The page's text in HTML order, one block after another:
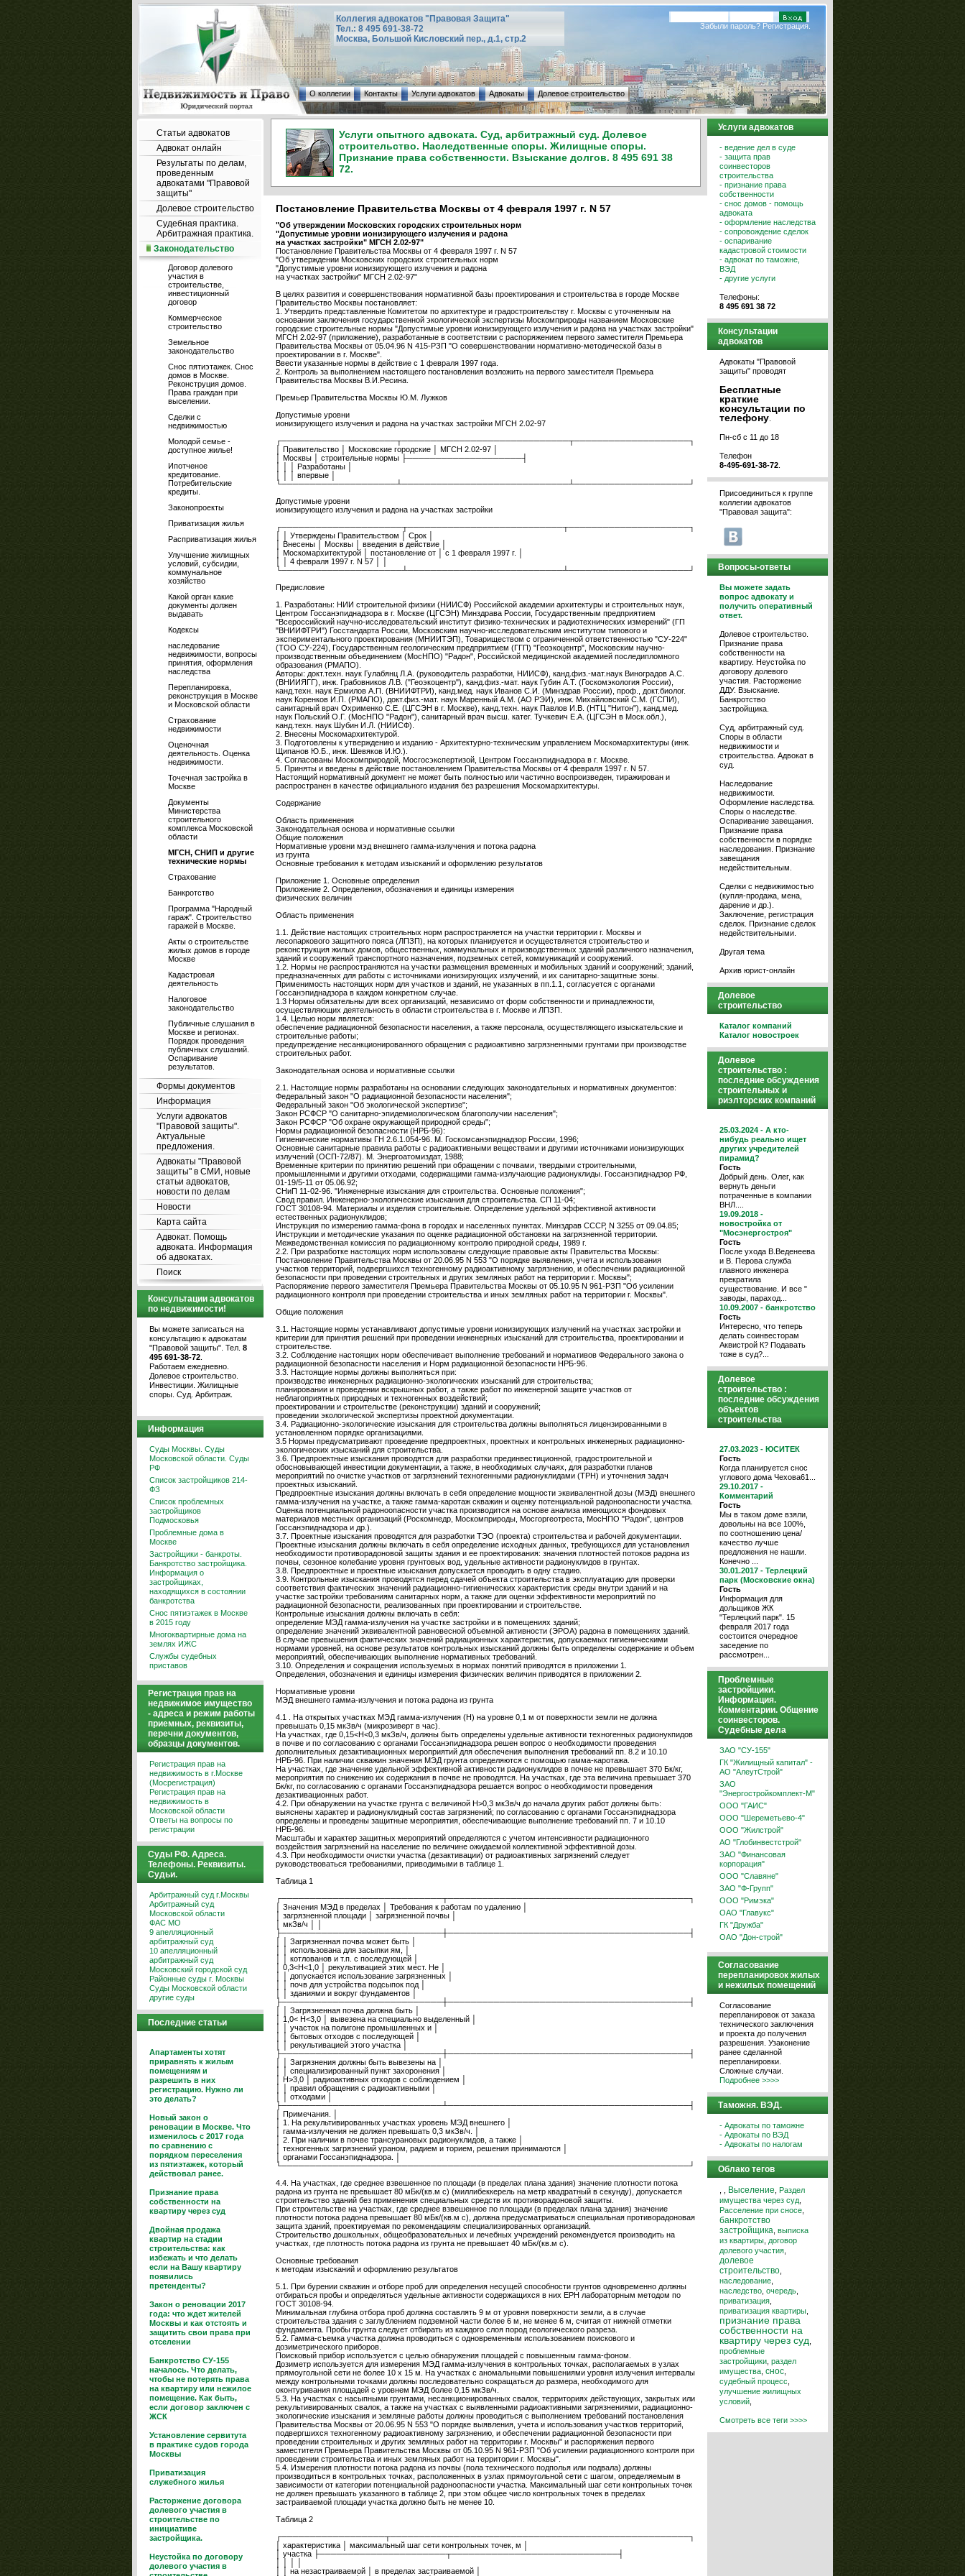
Коллегия адвокатов "Правовая Защита"
Тел.: 8 495 691-38-72
Москва, Большой Кисловский пер., д.1, стр.2
Забыли пароль? Регистрация.
О коллегии Контакты Услуги адвокатов Адвокаты Долевое строительство
Статьи адвокатов
Адвокат онлайн
Результаты по делам,
проведенным
адвокатами "Правовой
защиты"
Долевое строительство
Судебная практика.
Арбитражная практика.
Законодательство
Договор долевого
участия в
строительстве,
инвестиционный
договор
Коммерческое
строительство
Земельное
законодательство
Снос пятиэтажек. Снос
домов в Москве.
Реконструция домов.
Права граждан при
выселении.
Сделки с
недвижимостью
Молодой семье -
доступное жилье!
Ипотченое
кредитование.
Потребительские
кредиты.
Законопроекты
Приватизация жилья
Расприватизация жилья
Улучшение жилищных
условий, субсидии,
коммунальное
хозяйство
Какой орган какие
документы должен
выдавать
Кодексы
наследование
недвижимости, вопросы
принятия, оформления
наследства
Перепланировка,
реконструкция в Москве
и Московской области
Страхование
недвижимости
Оценочная
деятельность. Оценка
недвижимости.
Точечная застройка в
Москве
Документы
Министерства
строительного
комплекса Московской
области
МГСН, СНИП и другие
технические нормы
Страхование
Банкротство
Программа "Народный
гараж". Строительство
гаражей в Москве.
Акты о строительстве
жилых домов в городе
Москве
Кадастровая
деятельность
Налоговое
законодательство
Публичные слушания в
Москве и регионах.
Порядок проведения
публичных слушаний.
Оспаривание
результатов.
Формы документов
Информация
Услуги адвокатов
"Правовой защиты".
Актуальные
предложения.
Адвокаты "Правовой
защиты" в СМИ, новые
статьи адвокатов,
новости по делам
Новости
Карта сайта
Адвокат. Помощь
адвоката. Информация
об адвокатах.
Поиск
Консультации адвокатов
по недвижимости!
Вы можете записаться на
консультацию к адвокатам
"Правовой защиты". Тел. 8
495 691-38-72
Работаем ежедневно.
Долевое строительство.
Инвестиции. Жилищные
споры. Суд. Арбитраж.
Информация
Суды Москвы. Суды
Московской области. Суды
РФ
Список застройщиков 214-
ФЗ
Список проблемных
застройщиков
Подмосковья
Проблемные дома в
Москве
Застройщики - банкроты.
Банкротство застройщика.
Информация о
застройщиках,
находящихся в состоянии
банкротства
Снос пятиэтажек в Москве
в 2015 году
Многоквартирные дома на
землях ИЖС
Службы судебных
приставов
Регистрация прав на
недвижимое имущество
- адреса и режим работы
приемных, реквизиты,
перечни документов,
образцы документов.
Регистрация прав на
недвижимость в г.Москве
(Мосрегистрация)
Регистрация прав на
недвижимость в
Московской области
Ответы на вопросы по
регистрации
Суды РФ. Адреса.
Телефоны. Реквизиты.
Судьи.
Арбитражный суд г.Москвы
Арбитражный суд
Московской области
ФАС МО
9 апелляционный
арбитражный суд
10 апелляционный
арбитражный суд
Московский городской суд
Районные суды г. Москвы
Суды Московской области
другие суды
Последние статьи
Апартаменты хотят
приравнять к жилым
помещениям и
разрешить в них
регистрацию. Нужно ли
это делать?
Новый закон о
реновации в Москве. Что
изменилось с 2017 года
по сравнению с
порядком переселения
из пятиэтажек, который
действовал ранее.
Признание права
собственности на
квартиру через суд
Двойная продажа
квартир на стадии
строительства: как
избежать и что делать
если на Вашу квартиру
появились
претенденты?
Закон о реновации 2017
года: что ждет жителей
Москвы и как отстоять и
защитить свои права при
отселении
Банкротство СУ-155
началось. Что делать,
чтобы не потерять права
на квартиру или нежилое
помещение. Как быть,
если договор заключен с
ЖСК
Установление сервитута
в практике судов города
Москвы
Приватизация
служебного жилья
Расторжение договора
долевого участия в
строительстве по
инициативе
застройщика.
Неустойка по договору
долевого участия в
Услуги опытного адвоката. Суд, арбитражный суд. Долевое
строительство. Наследственные споры. Жилищные споры.
Признание права собственности. Взыскание долгов. 8 495 691 38
72.
Постановление Правительства Москвы от 4 февраля 1997 г. N 57
"Об утверждении Московских городских строительных норм
"Допустимые уровни ионизирующего излучения и радона
на участках застройки" МГСН 2.02-97"
Постановление Правительства Москвы от 4 февраля 1997 г. N 57
"Об утверждении Московских городских строительных норм
"Допустимые уровни ионизирующего излучения и радона
на участках застройки" МГСН 2.02-97"
В целях развития и совершенствования нормативной базы проектирования и строительства в городе Москве
Правительство Москвы постановляет:
1. Утвердить представленные Комитетом по архитектуре и градостроительству г. Москвы с уточненным на
основании заключения государственной экологической экспертизы Москомприроды названием Московские
городские строительные нормы "Допустимые уровни ионизирующего излучения и радона на участках застройки"
МГСН 2.02-97 (приложение), разработанные в соответствии с распоряжением первого заместителя Премьера
Правительства Москвы от 05.04.96 N 415-РЗП "О совершенствовании нормативно-методической базы в
проектировании в г. Москве".
Ввести указанные нормы в действие с 1 февраля 1997 года.
2. Контроль за выполнением настоящего постановления возложить на первого заместителя Премьера
Правительства Москвы В.И.Ресина.
Премьер Правительства Москвы Ю.М. Лужков
Допустимые уровни
ионизирующего излучения и радона на участках застройки МГСН 2.02-97
┌────────────────────┬─────────────────────────────┬────────────────────┐
│ Правительство │ Московские городские │ МГСН 2.02-97 │
│ Москвы │ строительные нормы ├────────────────────┤
│ │ │ Разработаны │
│ │ │ впервые │
└────────────────────┴─────────────────────────────┴────────────────────┘
Допустимые уровни
ионизирующего излучения и радона на участках застройки
┌─────────────────────┬───────────────────────────┬─────────────────────┐
│ │ Утверждены Правительством │ Срок │
│ Внесены │ Москвы │ введения в действие │
│ Москомархитектурой │ постановление от │ с 1 февраля 1997 г. │
│ │ 4 февраля 1997 г. N 57 │ │
└─────────────────────┴───────────────────────────┴─────────────────────┘
Предисловие
1. Разработаны: НИИ строительной физики (НИИСФ) Российской академии архитектуры и строительных наук,
Центром Госсанэпиднадзора в г. Москве (ЦГСЭН) Минздрава России, Государственным предприятием
"Всероссийский научно-исследовательский институт физико-технических и радиотехнических измерений" (ГП
"ВНИИФТРИ") Госстандарта России, Московским научно-исследовательским институтом типового и
экспериментального проектирования (МНИИТЭП), Товариществом с ограниченной ответственностью "СУ-224"
(ТОО СУ-224), Государственным геологическим предприятием (ГГП) "Геоэкоцентр", Московским научно-
производственным объединением (МосНПО) "Радон", Российской медицинской академией последипломного
образования (РМАПО).
Авторы: докт.техн. наук Гулабянц Л.А. (руководитель разработки, НИИСФ), канд.физ.-мат.наук Виноградов А.С.
(ВНИИЯГГ), инж. Грабовников Л.В. ("Геоэкоцентр"), канд.физ.-мат. наук Губин А.Т. (Госкомэкология России),
канд.техн. наук Ермилов А.П. (ВНИИФТРИ), канд.мед. наук Иванов С.И. (Минздрав России), проф., докт.биолог.
наук Коренков И.П. (РМАПО), докт.физ.-мат. наук Маренный А.М. (АО РЭИ), инж. Михайловский С.М. (ГСПИ),
санитарный врач Охрименко С.Е. (ЦГСЭН в г. Москве), канд.техн. наук Павлов И.В. (НТЦ "Нитон"), канд.мед.
наук Польский О.Г. (МосНПО "Радон"), санитарный врач высш. катег. Тучкевич Е.А. (ЦГСЭН в Моск.обл.),
канд.техн. наук Шубин И.Л. (НИИСФ).
2. Внесены Москомархитектурой.
3. Подготовлены к утверждению и изданию - Архитектурно-техническим управлением Москомархитектуры (инж.
Щипанов Ю.Б., инж. Шевяков И.Ю.).
4. Согласованы Москомприродой, Мосгосэкспертизой, Центром Госсанэпиднадзора в г. Москве.
5. Приняты и введены в действие постановлением Правительства Москвы от 4 февраля 1997 г. N 57.
Настоящий нормативный документ не может быть полностью или частично воспроизведен, тиражирован и
распространен в качестве официального издания без разрешения Москомархитектуры.
Содержание
Область применения
Законодательная основа и нормативные ссылки
Общие положения
Нормативные уровни мэд внешнего гамма-излучения и потока радона
из грунта
Основные требования к методам изысканий и оформлению результатов
Приложение 1. Основные определения
Приложение 2. Определения, обозначения и единицы измерения
физических величин
Область применения
1.1. Действие настоящих строительных норм распространяется на участки территории г. Москвы и
лесопаркового защитного пояса (ЛПЗП), на которых планируется и осуществляется строительство и
реконструкция жилых домов, общественных, коммунальных и производственных зданий различного назначения,
зданий и сооружений транспортного назначения, подземных сетей, коммуникаций и сооружений.
1.2. Нормы не распространяются на участки размещения временных и мобильных зданий и сооружений; зданий,
предназначенных для работы с источниками ионизирующих излучений, и их санитарно-защитные зоны.
Применимость настоящих норм для участков и зданий, не указанных в пп.1.1, согласуется с органами
Госсанэпиднадзора в каждом конкретном случае.
1.3 Нормы обязательны для всех организаций, независимо от форм собственности и принадлежности,
осуществляющих деятельность в области строительства в г. Москве и ЛПЗП.
1.4. Целью норм является:
обеспечение радиационной безопасности населения, а также персонала, осуществляющего изыскательские и
строительные работы;
предупреждение несанкционированного обращения с радиоактивно загрязненными грунтами при производстве
строительных работ.
Законодательная основа и нормативные ссылки
2.1. Настоящие нормы разработаны на основании следующих законодательных и нормативных документов:
Федеральный закон "О радиационной безопасности населения";
Федеральный закон "Об экологической экспертизе";
Закон РСФСР "О санитарно-эпидемиологическом благополучии населения";
Закон РСФСР "Об охране окружающей природной среды";
Нормы радиационной безопасности (НРБ-96):
Гигиенические нормативы ГН 2.6.1.054-96. М. Госкомсанэпиднадзор России, 1996;
Основные санитарные правила работы с радиоактивными веществами и другими источниками ионизирующих
излучений (ОСП-72/87). М. Энергоатомиздат, 1988;
Временные критерии по принятию решений при обращении с почвами, твердыми строительными,
промышленными и другими отходами, содержащими гамма-излучающие радионуклиды. Госсанэпиднадзор РФ,
01-19/5-11 от 05.06.92;
СНиП 11-02-96. "Инженерные изыскания для строительства. Основные положения";
Свод правил. Инженерно-экологические изыскания для строительства. СП 11-04;
ГОСТ 30108-94. Материалы и изделия строительные. Определение удельной эффективной активности
естественных радионуклидов;
Инструкция по измерению гамма-фона в городах и населенных пунктах. Минздрав СССР, N 3255 от 09.04.85;
Инструкции и методические указания по оценке радиационной обстановки на загрязненной территории.
Межведомственная комиссия по радиационному контролю природной среды, 1989 г.
2.2. При разработке настоящих норм использованы следующие правовые акты Правительства Москвы:
Постановление Правительства Москвы от 20.06.95 N 553 "О порядке выявления, учета и использования
участков территорий, подвергшихся техногенному радиоактивному загрязнению, и обеспечении радиационной
безопасности при проведении строительных и других земляных работ на территории г. Москвы";
Распоряжение первого заместителя Премьера Правительства Москвы от 05.10.95 N 961-РЗП "Об усилении
радиационного контроля при проведении строительства и иных земляных работ на территории г. Москвы".
Общие положения
3.1. Настоящие нормы устанавливают допустимые уровни ионизирующих излучений на участках застройки и
критерии для принятия решений при проведении инженерных изысканий для строительства, проектировании и
строительстве.
3.2. Соблюдение настоящих норм обеспечивает выполнение требований и нормативов Федерального закона о
радиационной безопасности населения и Норм радиационной безопасности НРБ-96.
3.3. Настоящие нормы должны выполняться при:
производстве инженерных радиационно-экологических изысканий для строительства;
планировании и проведении вскрышных работ, а также работ по инженерной защите участков от
неблагоприятных природных и техногенных воздействий;
проектировании и строительстве (реконструкции) зданий и сооружений;
проведении экологической экспертизы проектной документации.
3.4. Радиационно-экологические изыскания для строительства должны выполняться лицензированными в
установленном порядке организациями.
3.5 Нормы предусматривают проведение предпроектных, проектных и контрольных инженерных радиационно-
экологических изысканий для строительства.
3.6. Предпроектные изыскания проводятся для разработки прединвестиционной, градостроительной и
обосновывающей инвестиции документации, а также, в необходимых случаях, для разработки планов
мероприятий по очистке участков от загрязнений техногенными радионуклидами (ТРН) и уточнения задач
проектных изысканий.
Предпроектные изыскания должны включать в себя определение мощности эквивалентной дозы (МЭД) внешнего
гамма-излучения на участке, а также гамма-каротаж скважин и оценку потенциальной радоноопасности участка.
Оценка потенциальной радоноопасности участка производится на основе анализа имеющихся фондовых
материалов местных организаций (Роскомнедр, Москомприроды, Мосгоргеотреста, МосНПО "Радон", центров
Госсанэпиднадзора и др.).
3.7. Проектные изыскания проводятся для разработки ТЭО (проекта) строительства и рабочей документации.
Проектные изыскания должны включать в себя определение исходных данных, требующихся для установления
необходимости противорадоновой защиты здания и ее проектирования: значения плотностей потоков радона из
почвы, сезонное колебание уровня грунтовых вод, удельные активности радионуклидов в грунтах.
3.8. Предпроектные и проектные изыскания допускается проводить в одну стадию.
3.9. Контрольные изыскания проводятся перед сдачей объекта строительства в эксплуатацию для проверки
соответствия фактических значений радиационно-гигиенических характеристик среды внутри зданий и на
участке застройки требованиям санитарных норм, а также для оценки эффективности мероприятий по
радиационной безопасности, реализованных при проектировании и строительстве.
Контрольные изыскания должны включать в себя:
определение МЭД гамма-излучения на участке застройки и в помещениях зданий;
определение значений эквивалентной равновесной объемной активности (ЭРОА) радона в помещениях зданий.
В случае превышения фактических значений радиационных характеристик, допускаемых гигиеническими
нормами уровней, на основе результатов контрольных изысканий должны быть определены содержание и объем
мероприятий, обеспечивающих выполнение нормативных требований.
3.10. Определения и сокращения используемых в нормах понятий приводятся в приложении 1.
Определения, обозначения и единицы измерения физических величин приводятся в приложении 2.
Нормативные уровни
МЭД внешнего гамма-излучения и потока радона из грунта
4.1 . На открытых участках МЭД гамма-излучения (Н) на уровне 0,1 м от поверхности земли не должна
превышать 0,15 мкЗв/ч (микрозиверт в час).
На участках, где 0,15<Н<0,3 мкЗв/ч, должны быть определены удельные активности техногенных радионукпидов
в почве и по согласованию с органами Госсанэпиднадзора решен вопрос о необходимости проведения
дополнительных дезактивационных мероприятий для обеспечения выполнения требований пп. 8.2 и 10.10
НРБ-96. При наличии скважин значения МЭД грунта определяются с помощью гамма-каротажа.
На участках, где значение удельной эффективной активности радионуклидов в почве не превышает 370 Бк/кг,
мероприятия по снижению их содержания в почве не проводятся. На участках, где эта величина превышает 370
Бк/кг, по согласованию с органами Госсанэпиднадзора решается вопрос о необходимости проведения
дезактивационных работ.
4.2. При обнаружении на участке грунта с величиной Н>0,3 мкЗв/ч до начала других работ должны быть:
выяснены характер и радионуклидный состав загрязнений; по согласованию с органами Госсанэпиднадзора
определены и проведены защитные мероприятия, обеспечивающие выполнение требований пп. 7 и 10.10
НРБ-96.
Масштабы и характер защитных мероприятий определяются с учетом интенсивности радиационного
воздействия загрязнений на население по величине ожидаемой коллективной эффективной дозы.
4.3. При необходимости очистки участка (дезактивации) от радиоактивных загрязнений следует
руководствоваться требованиями, приводимыми в таблице 1.
Таблица 1
┌────────────────────────────┬──────────────────────────────────────────┐
│ Значения МЭД в пределах │ Требования к работам по удалению │
│ загрязненной площади │ загрязненной почвы │
│ мкЗв/ч │ │
├────────────────────────────┼──────────────────────────────────────────┤
│ │ Загрязненная почва может быть │
│ │ использована для засыпки ям, │
│ │ котлованов и т.п. с последующей │
│ 0,3<Н<1,0 │ рекультивацией этих мест. Не │
│ │ допускается использование загрязненных │
│ │ почв для устройства подсыпок под │
│ │ зданиями и вокруг фундаментов │
├────────────────────────────┼──────────────────────────────────────────┤
│ │ Загрязненная почва должна быть │
│ 1,0< Н<3,0 │ вывезена на специально выделенный │
│ │ участок на полигоне промышленных и │
│ │ бытовых отходов с последующей │
│ │ рекультивацией этого участка │
├────────────────────────────┼──────────────────────────────────────────┤
│ │ Загрязнения должны быть вывезены на │
│ │ специализированный пункт захоронения │
│ Н>3,0 │ радиоактивных отходов с соблюдением │
│ │ правил обращения с радиоактивными │
│ │ отходами │
├────────────────────────────┴──────────────────────────────────────────┤
│ Примечания. │
│ 1. На рекультивированных участках уровень МЭД внешнего │
│ гамма-излучения не должен превышать 0,3 мкЗв/ч. │
│ 2. При наличии в почве трансурановых радионуклидов, а также │
│ техногенных загрязнений ураном, радием и торием, решения принимаются │
│ органами Госсанэпиднадзора. │
└───────────────────────────────────────────────────────────────────────┘
4.4. На участках, где среднее взвешенное по площади (в пределах плана здания) значение плотности потока
радона из грунта не превышает 80 мБк/(кв.м с) (миллибеккерель на метр квадратный в секунду), допускается
строительство зданий без применения специальных средств их противорадоновой защиты.
При строительстве на участках, где среднее взвешенное по площади (в пределах плана здания) значение
плотности потока радона превышает 80 мБк/(кв.м с), должна предусматриваться специальная противорадоновая
защита зданий, проектируемая по рекомендациям специализированных организаций.
Строительство дошкольных, общеобразовательных и лечебных учреждений рекомендуется производить на
участках, где плотность потока радона из грунта не превышает 40 мБк/(кв.м с).
Основные требования
к методам изысканий и оформлению результатов
5.1. При бурении скважин и отборе проб для определения несущей способности грунтов одновременно должны
отбираться пробы и определяться удельные активности содержащихся в них ЕРН лабораторным методом по
ГОСТ 30108-94.
Минимальная глубина отбора проб должна составлять 9 м от уровня поверхности земли, а в случае
строительства здания с заглублением подземной части более 6 м, не менее 6 м, считая от нижней отметки
фундамента. Пробы грунта следует отбирать из каждого слоя пород геологического разреза.
5.2. Гамма-съемка участка должна проводиться с одновременным использованием поискового и
дозиметрического приборов.
Поисковый прибор используется с целью обнаружения площадей с повышенным гамма-фоном.
Дозиметр используется для измерения МЭД гамма-излучения в контрольных точках, располагаемых в узлах
прямоугольной сети не более 10 х 15 м. На участках с аномальными повышениями уровня излучения интервалы
между контрольными точками должны последовательно сокращаться до размера, необходимого для
оконтуривания площадей с уровнем МЭД более 0,15 мкЗв/ч.
5.3. На участках с насыпными грунтами, несанкционированных свалок, территориях действующих, закрытых или
рекультивированных свалок, а также на участках с выявленными радиоактивными загрязнениями, радиационно-
экологические изыскания и земляные работы должны проводиться с выполнением требований постановления
Правительства Москвы от 20.06.95 N 553 "О порядке выявления, учета и использования участков территорий,
подвергшихся техногенному радиоактивному загрязнению, и обеспечении радиационной безопасности при
проведении строительных и других земляных работ на территории г. Москвы" и распоряжения первого
заместителя Премьера Правительства Москвы от 05.10.95 N 961-РЗП "Об усилении радиационного контроля при
проведении строительства и иных земляных работ на территории г. Москвы".
5.4. Измерения плотности потока радона из почвы (пола технического подполья или подвала) должны
производиться в контрольных точках, расположенных в узлах прямоугольной сети с шагом, определяемым в
зависимости от категории потенциальной радоноопасности участка. Максимальный шаг сети контрольных точек
не должен превышать указанного в таблице 2, при этом общее число контрольных точек в пределах
застраиваемой площади участка должно быть не менее 10.
Таблица 2
┌──────────────────┬────────────────────────────────────────────────────┐
│ характеристика │ максимальный шаг сети контрольных точек, м │
│ участка ├──────────────────────┬─────────────────────────────┤
│ │ на незастраиваемой │ в пределах застраиваемой │
Услуги адвокатов
- ведение дел в суде
- защита прав
соинвесторов
строительства
- признание права
собственности
- снос домов - помощь
адвоката
- оформление наследства
- сопровождение сделок
- оспаривание
кадастровой стоимости
- адвокат по таможне,
ВЭД
- другие услуги
Телефоны:
8 495 691 38 72
Консультации
адвокатов
Адвокаты "Правовой
защиты" проводят
Бесплатные
краткие
консультации по
телефону
Пн-сб с 11 до 18
Телефон
8-495-691-38-72
Присоединиться к группе
коллегии адвокатов
"Правовая защита":
Вопросы-ответы
Вы можете задать
вопрос адвокату и
получить оперативный
ответ.
Долевое строительство.
Признание права
собственности на
квартиру. Неустойка по
договору долевого
участия. Расторжение
ДДУ. Взыскание.
Банкротство
застройщика.
Суд, арбитражный суд.
Споры в области
недвижимости и
строительства. Адвокат в
суд.
Наследование
недвижимости.
Оформление наследства.
Споры о наследстве.
Оспаривание завещания.
Признание права
собственности в порядке
наследования. Признание
завещания
недействительным.
Сделки с недвижимостью
(купля-продажа, мена,
дарение и др.).
Заключение, регистрация
сделок. Признание сделок
недействительными.
Другая тема
Архив юрист-онлайн
Долевое
строительство
Каталог компаний
Каталог новостроек
Долевое
строительство :
последние обсуждения
строительных и
риэлторских компаний
25.03.2024 - А кто-
нибудь реально ищет
других учредителей
пирамид?
Гость
Добрый день. Олег, как
вернуть деньги
потраченные в компании
ВНЛ....
19.09.2018 -
новостройка от
"Мосэнергостроя"
Гость
После ухода В.Веденеева
и В. Перова служба
главного инженера
прекратила
существование. И все "
заводы, параход...
10.09.2007 - банкротство
Гость
Интересно, что теперь
делать соинвесторам
Аквистрой К? Подавать
тоже в суд?...
Долевое
строительство :
последние обсуждения
объектов
строительства
27.03.2023 - ЮСИТЕК
Гость
Когда планируется снос
углового дома Чехова61...
29.10.2017 -
Комментарий
Гость
Мы в таком доме взяли,
довольны на все 100%,
по соотношению цена/
качество лучше
предложения не нашли.
Конечно ...
30.01.2017 - Терлецкий
парк (Московские окна)
Гость
Информация для
дольщиков ЖК
"Терлецкий парк". 15
февраля 2017 года
состоится очередное
заседение по
рассмотрен...
Проблемные
застройщики.
Информация.
Комментарии. Общение
соинвесторов.
Судебные дела
ЗАО "СУ-155"
ГК "Жилищный капитал" -
АО "АлеутСтрой"
ЗАО
"Энергостройкомплект-М"
ООО "ГАИС"
ООО "Шереметьево-4"
ООО "Жилстрой"
АО "Глобинвестстрой"
ЗАО "Финансовая
корпорация"
ООО "Славяне"
ЗАО "Ф-Групп"
ООО "Римэка"
ОАО "Главукс"
ГК "Дружба"
ОАО "Дон-строй"
Согласование
перепланировок жилых
и нежилых помещений
Согласование
перепланировок от заказа
технического заключения
и проекта до получения
разрешения. Узаконение
ранее сделанной
перепланировки.
Сложные случаи.
Подробнее >>>>
Таможня. ВЭД.
- Адвокаты по таможне
- Адвокаты по ВЭД
- Адвокаты по налогам
Облако тегов
Выселение Раздел
имущества через суд
Расселение при сносе
банкротство
застройщика выписка
из квартиры договор
долевого участия
долевое
строительство
наследование
наследство очередь
приватизация
приватизация квартиры
признание права
собственности на
квартиру через суд
проблемные
застройщики раздел
имущества снос
судебный процесс
улучшение жилищных
условий
Смотреть все теги >>>>